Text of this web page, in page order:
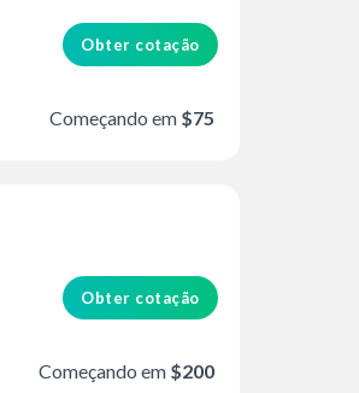
Obter cotação
Começando em $75
Obter cotação
Começando em $200